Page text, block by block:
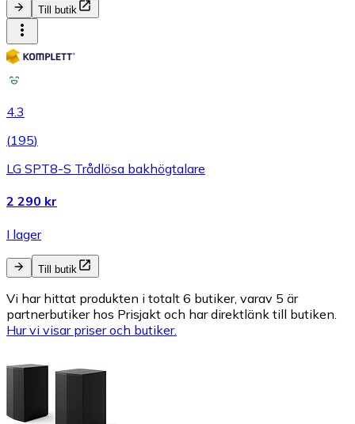
Till butik
4.3
(195)
LG SPT8-S Trådlösa bakhögtalare
2 290 kr
I lager
Till butik
Vi har hittat produkten i totalt 6 butiker, varav 5 är
partnerbutiker hos Prisjakt och har direktlänk till butiken.
Hur vi visar priser och butiker.